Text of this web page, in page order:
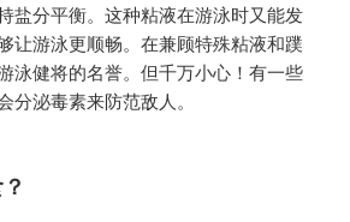
盐分平衡。这种粘液在游泳时又能发
让游泳更顺畅。在兼顾特殊粘液和蹼
泳健将的名誉。但千万小心！有一些
分泌毒素来防范敌人。